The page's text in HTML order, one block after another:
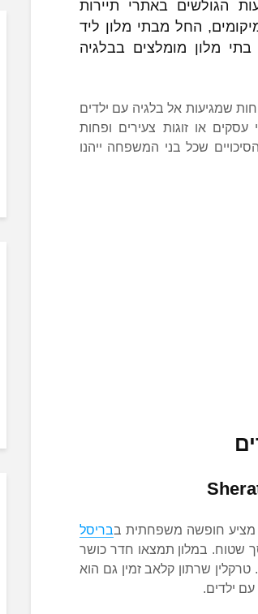
הגולשים באתרי תיירות
החל מבתי מלון ליד
מלון מומלצים בבלגיה
שמגיעות אל בלגיה עם ילדים
או זוגות צעירים ופחות
שכל בני המשפחה ייהנו
בריסל
שטוח. במלון תמצאו חדר כושר
שרתון קלאב זמין גם הוא